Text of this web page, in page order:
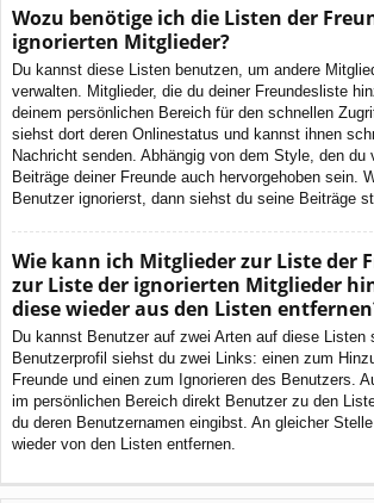
Wozu benötige ich die Listen der
ignorierten Mitglieder?
Du kannst diese Listen benutzen, um andere
verwalten. Mitglieder, die du deiner Freundesliste
deinem persönlichen Bereich für den schnellen
siehst dort deren Onlinestatus und kannst ihnen
Nachricht senden. Abhängig von dem Style, den du
Beiträge deiner Freunde auch hervorgehoben sein.
Benutzer ignorierst, dann siehst du seine Beiträge
Wie kann ich Mitglieder zur Liste der
zur Liste der ignorierten Mitglieder
diese wieder aus den Listen
Du kannst Benutzer auf zwei Arten auf diese Listen
Benutzerprofil siehst du zwei Links: einen zum
Freunde und einen zum Ignorieren des Benutzers.
im persönlichen Bereich direkt Benutzer zu den
du deren Benutzernamen eingibst. An gleicher
wieder von den Listen entfernen.